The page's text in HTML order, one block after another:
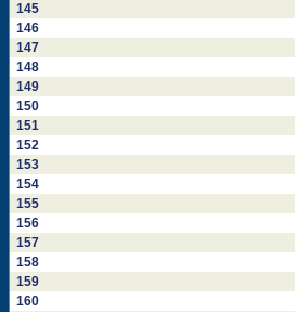
145
146
147
148
149
150
151
152
153
154
155
156
157
158
159
160